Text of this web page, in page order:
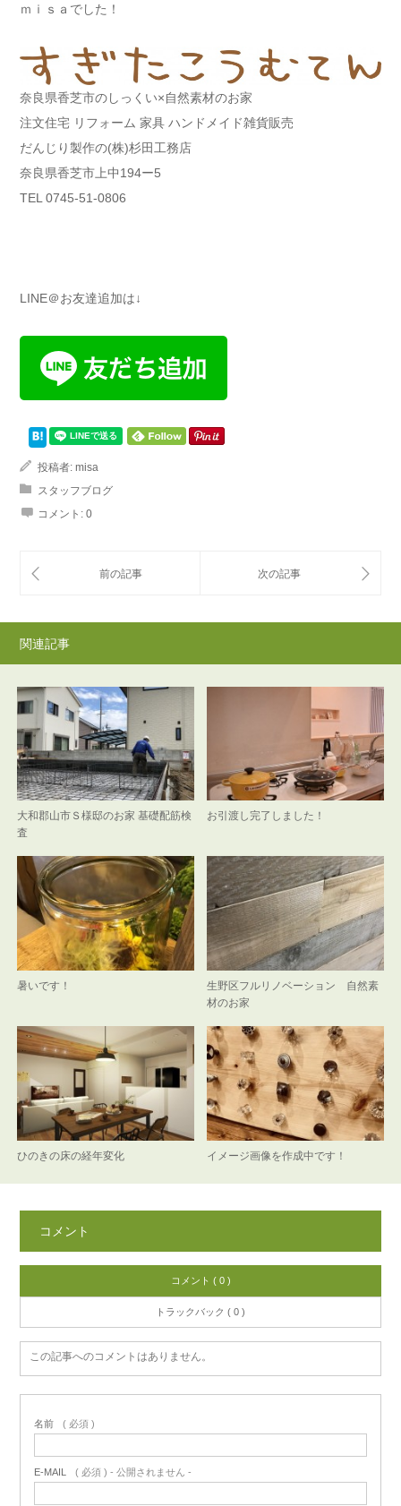
ｍｉｓａでした！
奈良県香芝市のしっくい×自然素材のお家
注文住宅 リフォーム 家具 ハンドメイド雑貨販売
だんじり製作の(株)杉田工務店
奈良県香芝市上中194ー5
TEL 0745-51-0806
LINE＠お友達追加は↓
投稿者: misa
スタッフブログ
コメント: 0
関連記事
大和郡山市Ｓ様邸のお家 基礎配筋検
査
お引渡し完了しました！
暑いです！
生野区フルリノベーション 自然素
材のお家
ひのきの床の経年変化 イメージ画像を作成中です！
コメント
コメント ( 0 )
トラックバック ( 0 )
この記事へのコメントはありません。
名前 ( 必須 )
E-MAIL ( 必須 ) - 公開されません -